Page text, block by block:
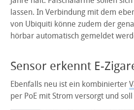
lassen. In Verbindung mit dem
von Ubiquiti könne zudem der
hörbar automatisch gemeldet
Sensor erkennt E-
Ebenfalls neu ist ein kombinierter
per PoE mit Strom versorgt und